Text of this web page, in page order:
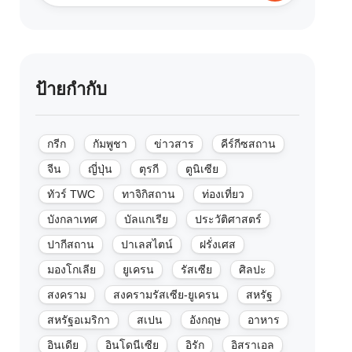
ป้ายกำกับ
กรีก กัมพูชา ข่าวสาร
คีร์กีซสถาน
จีน
ญี่ปุ่น ตุรกี
ตูนิเซีย
ทัวร์ TWC
ทาจิกิสถาน
ท่องเที่ยว
บังกลาเทศ
บัลแกเรีย
ประวัติศาสตร์
ปากีสถาน
ปาเลสไตน์
ฝรั่งเศส
มองโกเลีย
ยูเครน รัสเซีย
ศิลปะ
สงคราม
สงครามรัสเซีย-ยูเครน
สหรัฐ
สหรัฐอเมริกา
สเปน อังกฤษ
อาหาร
อินเดีย
อินโดนีเซีย อิรัก
อิสราเอล